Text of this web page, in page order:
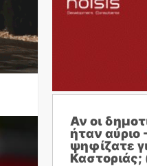
Αν οι
ήταν αύριο
ψηφίζατε
Καστοριάς;